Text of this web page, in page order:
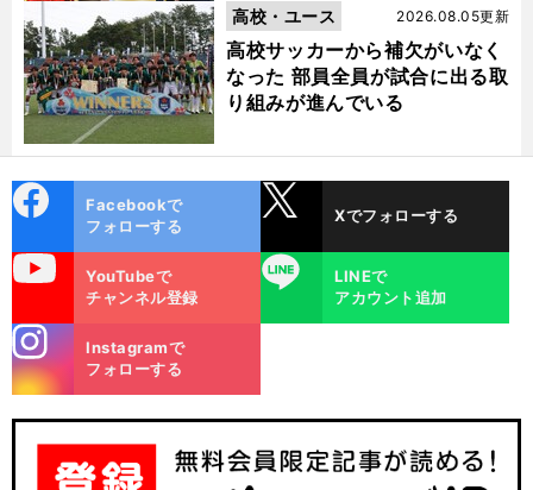
高校サッカーから補欠がいなく
なった 部員全員が試合に出る取
り組みが進んでいる
2026.08.05更新
高校・ユース
ok
Facebookで
フォローする
Xでフォローする
YouTubeで
チャンネル登録
LINE
LINEで
アカウント追加
m
Instagramで
フォローする